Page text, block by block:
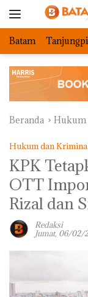
Batam
Beranda Hukum
Hukum dan
KPK
OTT
Rizal dan
Redaksi
Jumat, 06/02/